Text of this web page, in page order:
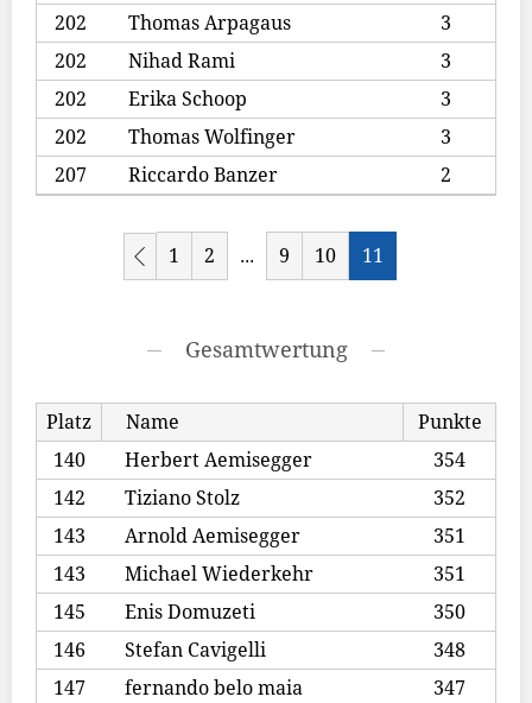
202
Thomas Arpagaus
3
202
Nihad Rami
3
202
Erika Schoop
3
202
Thomas Wolfinger
3
207
Riccardo Banzer 2
1 2 ... 9 10 11
Gesamtwertung
Platz Name
Punkte
140
Herbert Aemisegger
354
142
Tiziano Stolz
352
143
Arnold Aemisegger
351
143
Michael Wiederkehr
351
145
Enis Domuzeti
350
146
Stefan Cavigelli
348
147
fernando belo maia
347